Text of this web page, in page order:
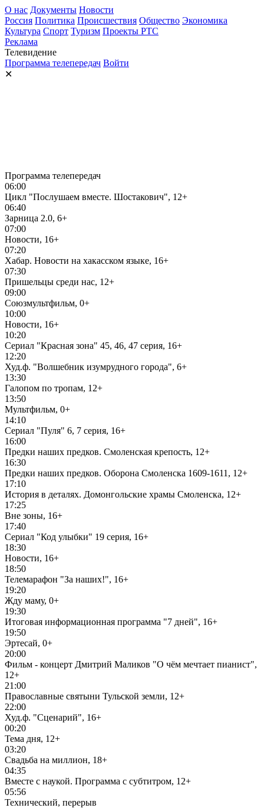
О нас Документы Новости
Россия Политика Происшествия Общество Экономика
Культура Спорт Туризм Проекты РТС
Реклама
Телевидение
Программа телепередач Войти
✕
Программа телепередач
06:00
Цикл "Послушаем вместе. Шостакович", 12+
06:40
Зарница 2.0, 6+
07:00
Новости, 16+
07:20
Хабар. Новости на хакасском языке, 16+
07:30
Пришельцы среди нас, 12+
09:00
Союзмультфильм, 0+
10:00
Новости, 16+
10:20
Сериал "Красная зона" 45, 46, 47 серия, 16+
12:20
Худ.ф. "Волшебник изумрудного города", 6+
13:30
Галопом по тропам, 12+
13:50
Мультфильм, 0+
14:10
Сериал "Пуля" 6, 7 серия, 16+
16:00
Предки наших предков. Смоленская крепость, 12+
16:30
Предки наших предков. Оборона Смоленска 1609-1611, 12+
17:10
История в деталях. Домонгольские храмы Смоленска, 12+
17:25
Вне зоны, 16+
17:40
Сериал "Код улыбки" 19 серия, 16+
18:30
Новости, 16+
18:50
Телемарафон "За наших!", 16+
19:20
Жду маму, 0+
19:30
Итоговая информационная программа "7 дней", 16+
19:50
Эртесай, 0+
20:00
Фильм - концерт Дмитрий Маликов "О чём мечтает пианист",
12+
21:00
Православные святыни Тульской земли, 12+
22:00
Худ.ф. "Сценарий", 16+
00:20
Тема дня, 12+
03:20
Свадьба на миллион, 18+
04:35
Вместе с наукой. Программа с субтитром, 12+
05:56
Технический, перерыв